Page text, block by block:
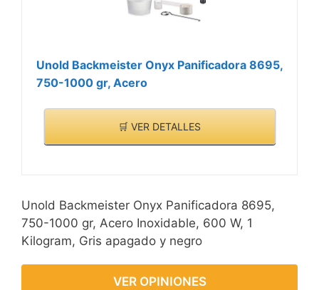
Unold Backmeister Onyx Panificadora 8695,
750-1000 gr, Acero
🛒 VER DETALLES
Unold Backmeister Onyx Panificadora 8695,
750-1000 gr, Acero Inoxidable, 600 W, 1
Kilogram, Gris apagado y negro
VER OPINIONES